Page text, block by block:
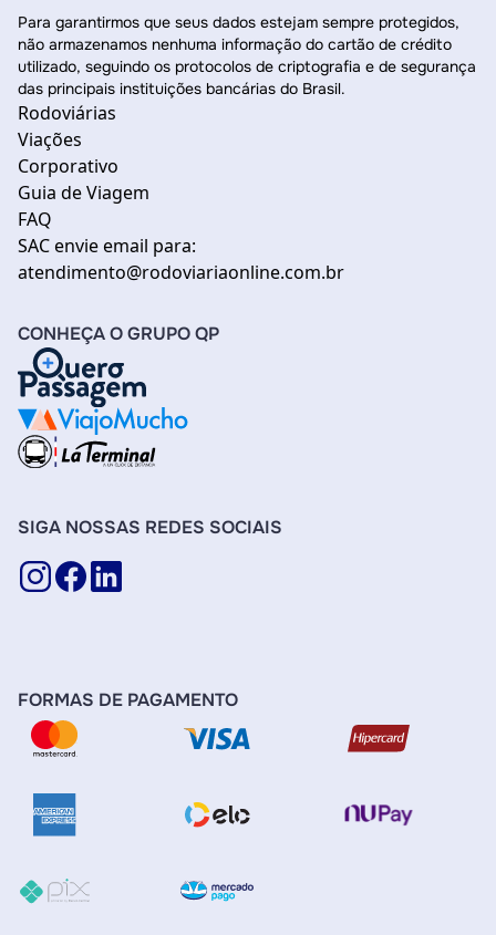
Para garantirmos que seus dados estejam sempre protegidos,
não armazenamos nenhuma informação do cartão de crédito
utilizado, seguindo os protocolos de criptografia e de segurança
das principais instituições bancárias do Brasil.
Rodoviárias
Viações
Corporativo
Guia de Viagem
FAQ
SAC envie email para:
atendimento@rodoviariaonline.com.br
CONHEÇA O GRUPO QP
SIGA NOSSAS REDES SOCIAIS
FORMAS DE PAGAMENTO